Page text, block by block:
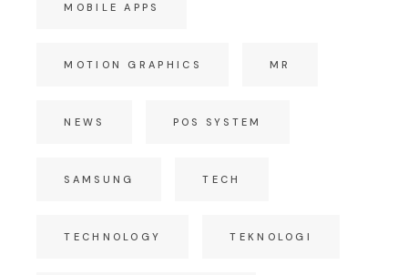
MOBILE APPS
MOTION GRAPHICS MR
NEWS POS SYSTEM
SAMSUNG TECH
TECHNOLOGY TEKNOLOGI